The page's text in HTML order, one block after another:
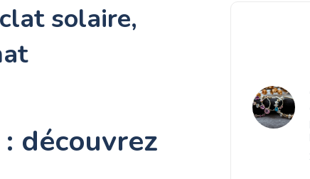
solaire,
découvrez